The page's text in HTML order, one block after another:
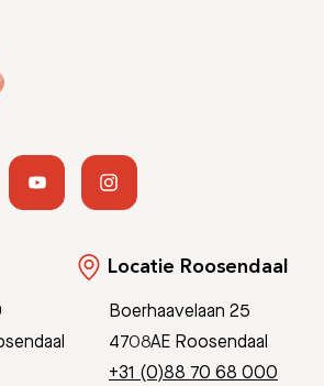
Locatie Roosendaal
Boerhaavelaan 25
4708AE Roosendaal
+31 (0)88 70 68 000